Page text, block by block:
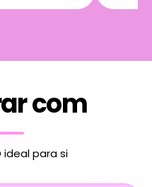
com
ideal para si